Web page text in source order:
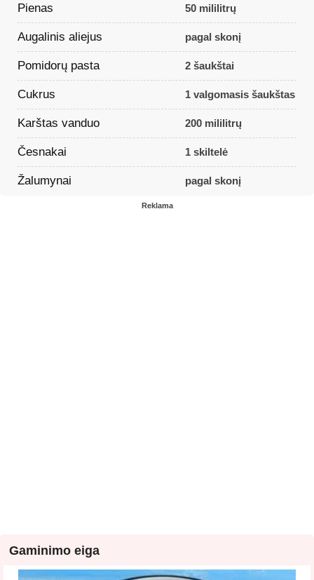
Pienas 50 mililitrų
Augalinis aliejus pagal skonį
Pomidorų pasta 2 šaukštai
Cukrus 1 valgomasis šaukštas
Karštas vanduo 200 mililitrų
Česnakai 1 skiltelė
Žalumynai pagal skonį
Reklama
Gaminimo eiga